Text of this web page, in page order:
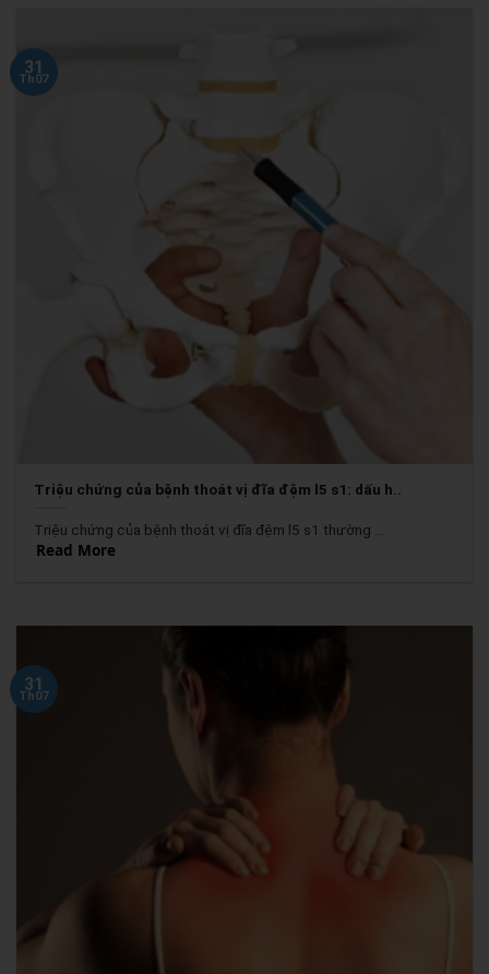
Triệu chứng của bệnh thoát vị đĩa đệm l5 s1: dấu h..
Triệu chứng của bệnh thoát vị đĩa đệm l5 s1 thường ...
Read More
31
Th07
31
Th07